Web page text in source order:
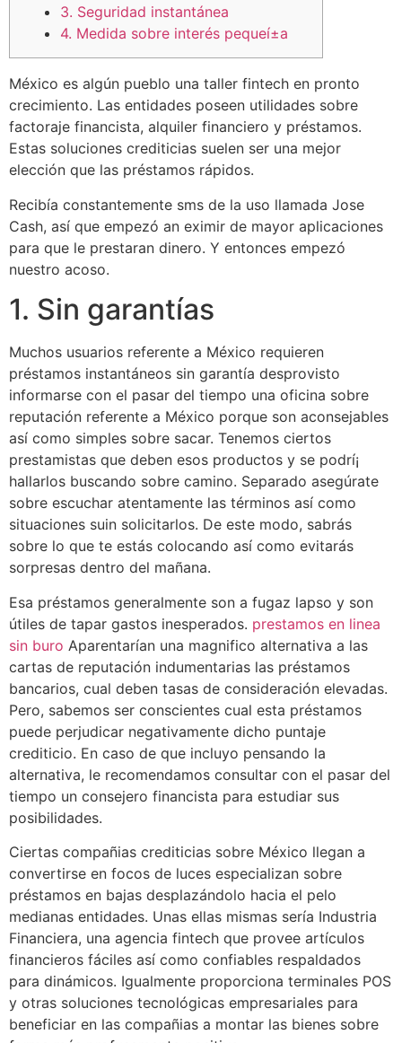
3. Seguridad instantánea
4. Medida sobre interés pequeí±a
México es algún pueblo una taller fintech en pronto
crecimiento. Las entidades poseen utilidades sobre
factoraje financista, alquiler financiero y préstamos.
Estas soluciones crediticias suelen ser una mejor
elección que las préstamos rápidos.
Recibía constantemente sms de la uso llamada Jose
Cash, así que empezó an eximir de mayor aplicaciones
para que le prestaran dinero. Y entonces empezó
nuestro acoso.
1. Sin garantías
Muchos usuarios referente a México requieren
préstamos instantáneos sin garantía desprovisto
informarse con el pasar del tiempo una oficina sobre
reputación referente a México porque son aconsejables
así­ como simples sobre sacar. Tenemos ciertos
prestamistas que deben esos productos y se podrí¡
hallarlos buscando sobre camino. Separado asegúrate
sobre escuchar atentamente las términos así­ como
situaciones suin solicitarlos. De este modo, sabrás
sobre lo que te estás colocando así­ como evitarás
sorpresas dentro del mañana.
Esa préstamos generalmente son a fugaz lapso y son
útiles de tapar gastos inesperados. prestamos en linea
sin buro Aparentarían una magnifico alternativa a las
cartas de reputación indumentarias las préstamos
bancarios, cual deben tasas de consideración elevadas.
Pero, sabemos ser conscientes cual esta préstamos
puede perjudicar negativamente dicho puntaje
crediticio. En caso de que incluyo pensando la
alternativa, le recomendamos consultar con el pasar del
tiempo un consejero financista para estudiar sus
posibilidades.
Ciertas compañias crediticias sobre México llegan a
convertirse en focos de luces especializan sobre
préstamos en bajas desplazándolo hacia el pelo
medianas entidades. Unas ellas mismas serí­a Industria
Financiera, una agencia fintech que provee artículos
financieros fáciles así­ como confiables respaldados
para dinámicos. Igualmente proporciona terminales POS
y otras soluciones tecnológicas empresariales para
beneficiar en las compañias a montar las bienes sobre